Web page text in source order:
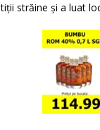
străine şi a luat